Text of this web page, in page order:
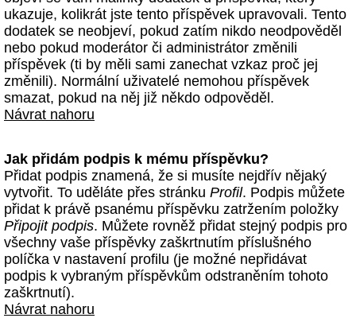
ukazuje, kolikrát jste tento příspěvek upravovali. Tento
dodatek se neobjeví, pokud zatím nikdo neodpověděl
nebo pokud moderátor či administrátor změnili
příspěvek (ti by měli sami zanechat vzkaz proč jej
změnili). Normální uživatelé nemohou příspěvek
smazat, pokud na něj již někdo odpověděl.
Návrat nahoru
Jak přidám podpis k mému příspěvku?
Přidat podpis znamená, že si musíte nejdřív nějaký
vytvořit. To uděláte přes stránku Profil. Podpis můžete
přidat k právě psanému příspěvku zatržením položky
Připojit podpis. Můžete rovněž přidat stejný podpis pro
všechny vaše příspěvky zaškrtnutím příslušného
políčka v nastavení profilu (je možné nepřidávat
podpis k vybraným příspěvkům odstraněním tohoto
zaškrtnutí).
Návrat nahoru